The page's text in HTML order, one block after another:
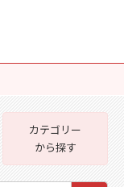
カテゴリー
から探す